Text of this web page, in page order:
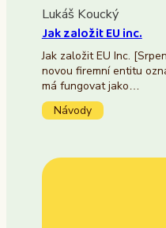
Lukáš Koucký
Jak založit EU inc.
Jak založit EU Inc.
novou firemní entitu
má fungovat jako…
Návody